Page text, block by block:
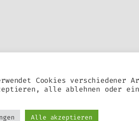
Cookies verschiedener
alle ablehnen oder
Alle akzeptieren